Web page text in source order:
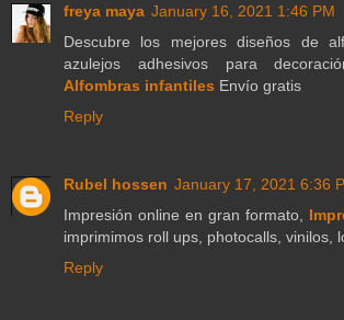
freya maya January 16, 2021 1:46 PM
Descubre los mejores diseños de
azulejos adhesivos para
Alfombras infantiles Envío gratis
Reply
Rubel hossen January 17, 2021 6:36
Impresión online en gran formato,
imprimimos roll ups, photocalls, vinilos,
Reply